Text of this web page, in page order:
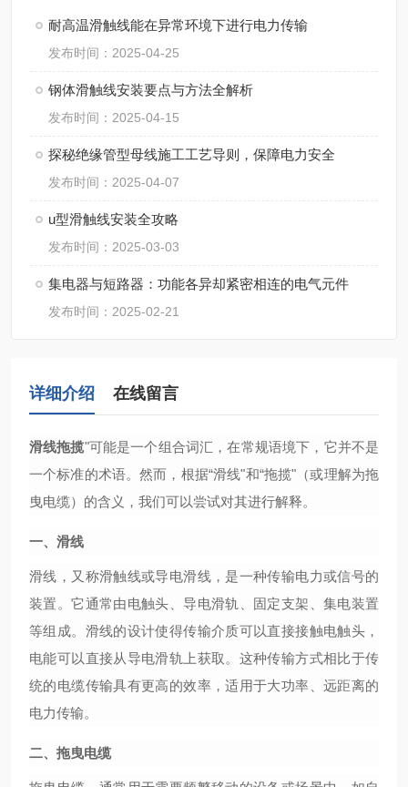
耐高温滑触线能在异常环境下进行电力传输
发布时间：2025-04-25
钢体滑触线安装要点与方法全解析​
发布时间：2025-04-15
探秘绝缘管型母线施工工艺导则，保障电力安全
发布时间：2025-04-07
u型滑触线安装全攻略
发布时间：2025-03-03
集电器与短路器：功能各异却紧密相连的电气元件
发布时间：2025-02-21
详细介绍 在线留言
滑线拖揽"可能是一个组合词汇，在常规语境下，它并不是
一个标准的术语。然而，根据“滑线"和“拖揽"（或理解为拖
曳电缆）的含义，我们可以尝试对其进行解释。
一、滑线
滑线，又称滑触线或导电滑线，是一种传输电力或信号的
装置。它通常由电触头、导电滑轨、固定支架、集电装置
等组成。滑线的设计使得传输介质可以直接接触电触头，
电能可以直接从导电滑轨上获取。这种传输方式相比于传
统的电缆传输具有更高的效率，适用于大功率、远距离的
电力传输。
二、拖曳电缆